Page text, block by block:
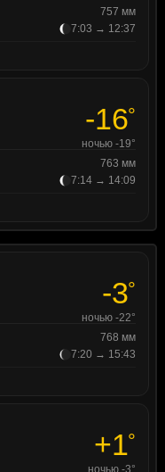
757 мм
7:03 → 12:37
-16°
ночью -19°
763 мм
7:14 → 14:09
-3°
ночью -22°
768 мм
7:20 → 15:43
+1°